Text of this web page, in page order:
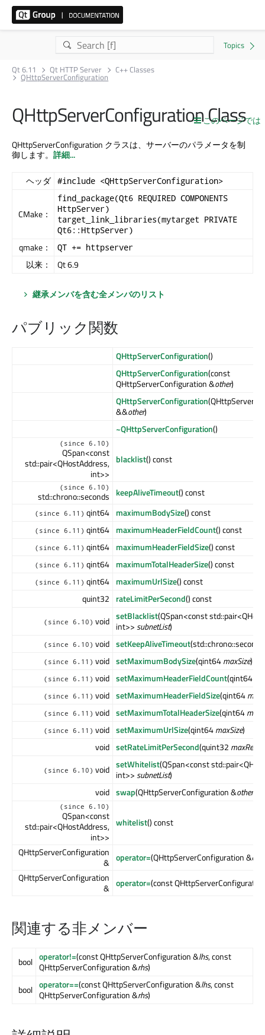
Qt 6.11 Qt HTTP Server C++ Classes
QHttpServerConfiguration
このページでは
QHttpServerConfiguration Class
QHttpServerConfiguration クラスは、サーバーのパラメータを制
御します。 詳細...
ヘッダ #include <QHttpServerConfiguration>
CMake：
find_package(Qt6 REQUIRED COMPONENTS
HttpServer)
target_link_libraries(mytarget PRIVATE
Qt6::HttpServer)
qmake： QT += httpserver
以来： Qt 6.9
継承メンバを含む全メンバのリスト
パブリック関数
QHttpServerConfiguration()
QHttpServerConfiguration(const
QHttpServerConfiguration &other)
QHttpServerConfiguration
&&other)
~QHttpServerConfiguration()
(since 6.10)
QSpan<const
std::pair<QHostAddress,
int>>
blacklist() const
(since 6.10)
std::chrono::seconds keepAliveTimeout() const
(since 6.11) qint64 maximumBodySize() const
(since 6.11) qint64 maximumHeaderFieldCount() const
(since 6.11) qint64 maximumHeaderFieldSize() const
(since 6.11) qint64 maximumTotalHeaderSize() const
(since 6.11) qint64 maximumUrlSize() const
quint32
rateLimitPerSecond() const
(since 6.10) void setBlacklist(QSpan<const
int>>subnetList)
(since 6.10) void setKeepAliveTimeout
(since 6.11) void setMaximumBodySize(qint64maxSize)
(since 6.11) void setMaximumHeaderFieldCount(qint64
(since 6.11) void setMaximumHeaderFieldSize(qint64
(since 6.11) void setMaximumTotalHeaderSize(qint64
(since 6.11) void setMaximumUrlSize(qint64maxSize)
void setRateLimitPerSecond(quint32
(since 6.10) void setWhitelist(QSpan<const
int>>subnetList)
void swap(QHttpServerConfiguration &other
(since 6.10)
QSpan<const
std::pair<QHostAddress,
int>>
whitelist() const
QHttpServerConfiguration
& operator=(QHttpServerConfiguration &&
QHttpServerConfiguration
& operator=(const
関連する非メンバー
bool operator!=(const QHttpServerConfiguration &lhs, const
QHttpServerConfiguration &rhs)
bool operator==(const QHttpServerConfiguration &lhs, const
QHttpServerConfiguration &rhs)